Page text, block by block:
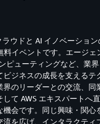
ウドと AI イノベーショ
イベントです。エージェ
ピューティングなど、業
ジネスの成長を支えるテ
のリーダーとの交流、同
て AWS エキスパートへ
機会です。同じ興味・関心
を広げ、インタラクティ